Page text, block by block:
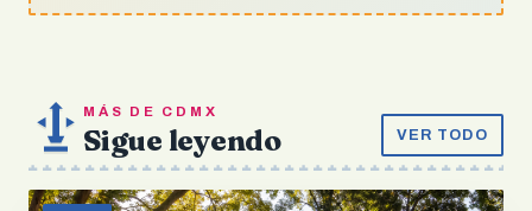
MÁS DE CDMX
Sigue leyendo VER TODO